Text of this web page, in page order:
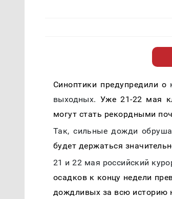
Синоптики предупредили о
выходных. Уже 21-22 мая
могут стать рекордными
Так, сильные дожди
будет держаться
21 и 22 мая российский
осадков к концу недели
дождливых за всю историю